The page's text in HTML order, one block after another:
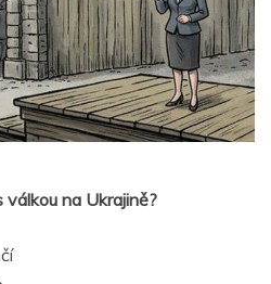
válkou na Ukrajině?